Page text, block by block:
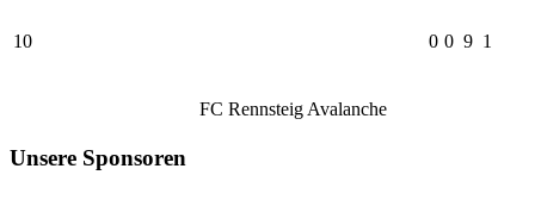
10
FC Rennsteig Avalanche
0 0 9 1
Unsere Sponsoren